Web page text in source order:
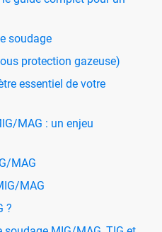
soudage
protection gazeuse)
essentiel de votre
MAG : un enjeu
MAG
MAG
?